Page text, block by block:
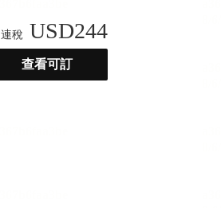
連稅 USD244
查看可訂